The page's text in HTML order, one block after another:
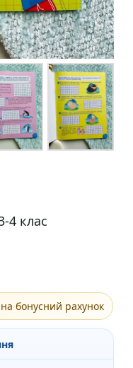
4 клас
бонусний рахунок